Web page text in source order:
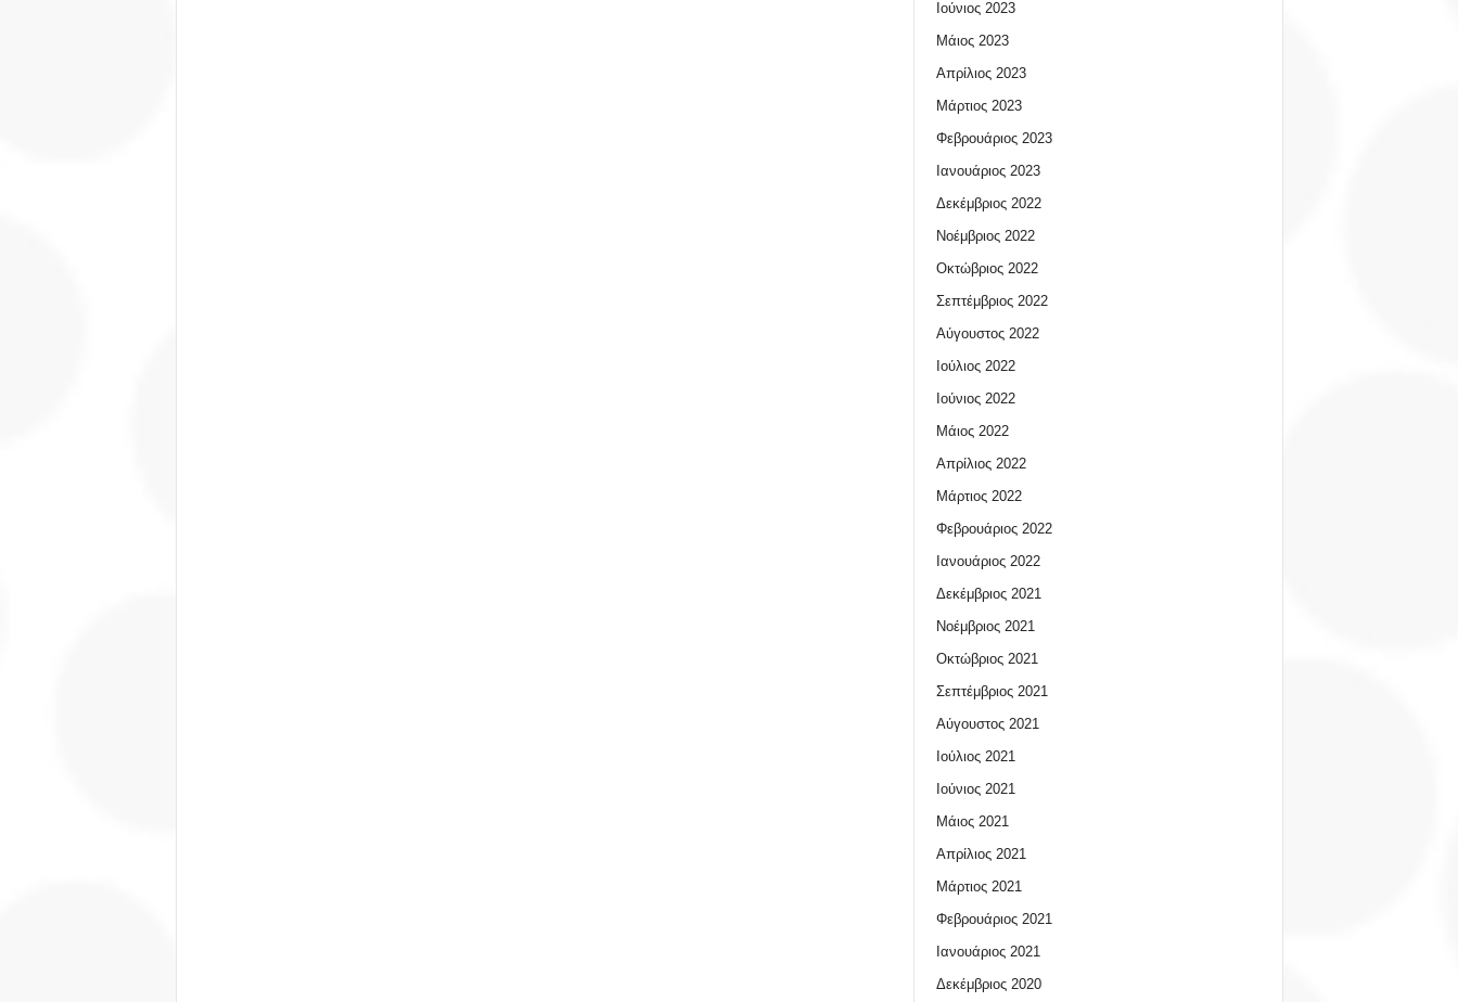
Ιούνιος 2023
Μάιος 2023
Απρίλιος 2023
Μάρτιος 2023
Φεβρουάριος 2023
Ιανουάριος 2023
Δεκέμβριος 2022
Νοέμβριος 2022
Οκτώβριος 2022
Σεπτέμβριος 2022
Αύγουστος 2022
Ιούλιος 2022
Ιούνιος 2022
Μάιος 2022
Απρίλιος 2022
Μάρτιος 2022
Φεβρουάριος 2022
Ιανουάριος 2022
Δεκέμβριος 2021
Νοέμβριος 2021
Οκτώβριος 2021
Σεπτέμβριος 2021
Αύγουστος 2021
Ιούλιος 2021
Ιούνιος 2021
Μάιος 2021
Απρίλιος 2021
Μάρτιος 2021
Φεβρουάριος 2021
Ιανουάριος 2021
Δεκέμβριος 2020